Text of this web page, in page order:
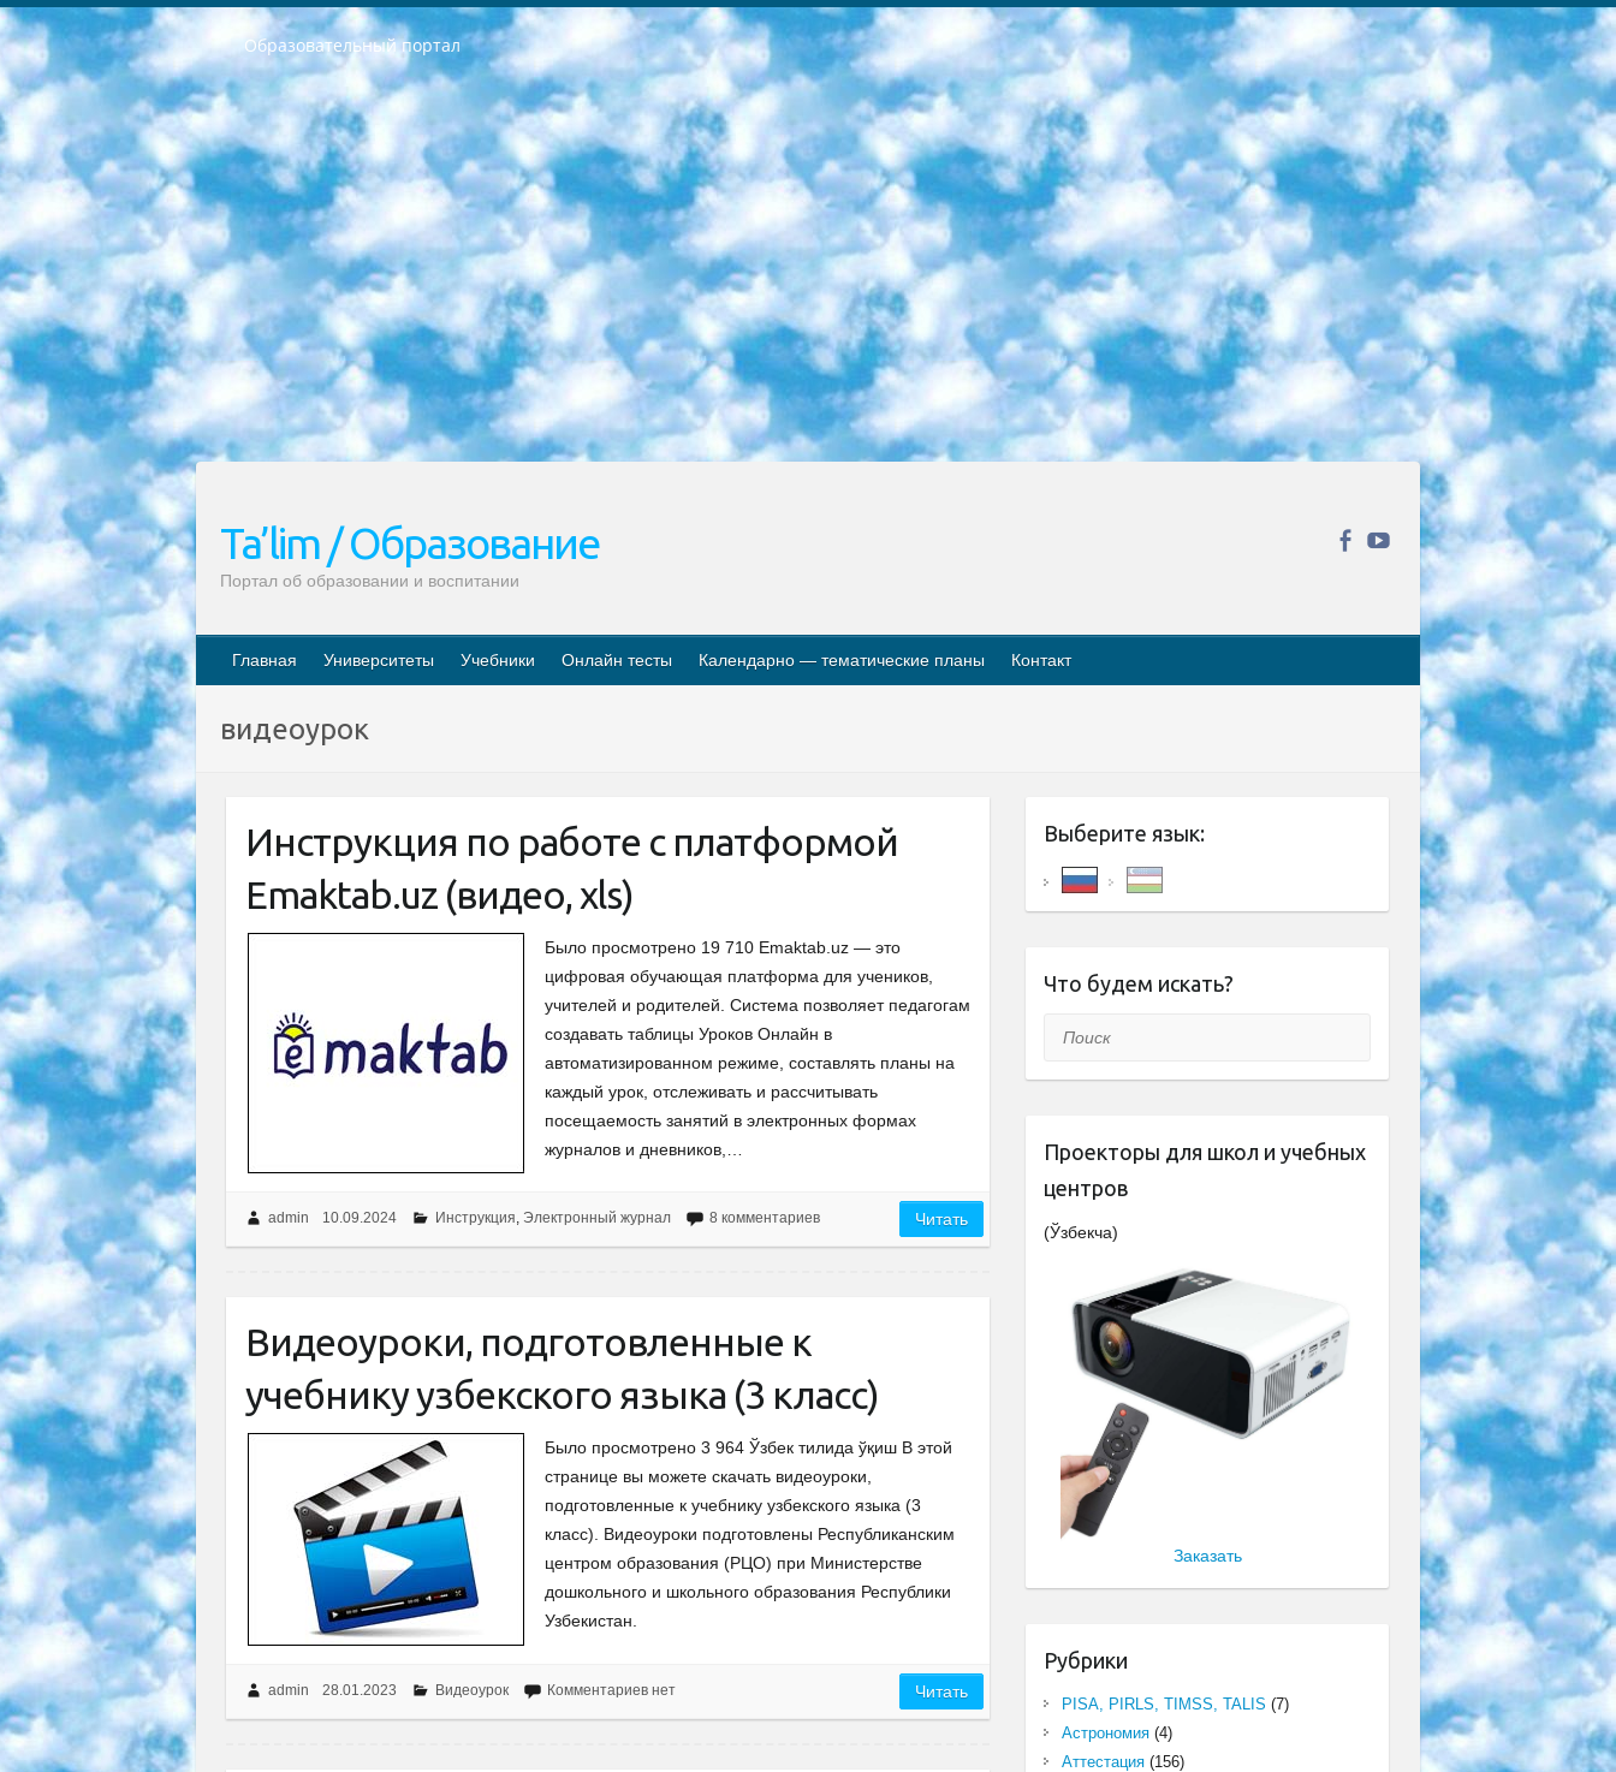
Образовательный портал
РЕСПУБЛИКА УЗБЕКИСТАН МИНИСТРЕРСТВО ДОШКОЛЬНОГО И ШКОЛЬНОГО ОБРАЗОВАНИЯ КОМАНДА в общеобразовательных учреждениях в 2023-2024 учебном году организация и проведение итоговой государственной аттестации обучающихся о Министра дошкольного и школьного образования Республики Узбекистан от 4 марта 2008 года (постановлением Минюста от 20 марта 2008 года № 1778 государственной регистрации) «Итоговое состояние учащихся общего среднего образования на основании положения об утверждении положения об аттестации общего среднего образования выпускной экзамен студентов в образовательных учреждениях в 2023-2024 учебном году В целях организации и прохождения аттестации приказываю: 1. Следующее: перечень предметов, по которым будет проводиться итоговая государственная аттестация и экзамен формы перевода согласно приложению 1; сертификаты международного образца, оценивающие уровень владения иностранными языками перечень согласно приложению 2; 2. Педагогический при специализированных образовательных учреждениях. научно-практический центр квалификации и международной оценки (Д.Давидова) 2024 г. До 25 марта: задания по предметам, по которым будет проводиться итоговая аттестация разработка и утверждение технических условий; итоговая аттестация на основании разработанного предметного задания разработка вопросов по предметам (устно и письменно), экзамен передача; общеобразовательные средние школы и специальные учебные заведения учащиеся выпускных классов школ и интернатов в агентской системе подготовка базы данных экзаменационных материалов и критериев оценки; перевод базы экзаменационных материалов на все языки обучения подать в Республиканский образовательный центр для изготовления; варианты экзаменов на основе разработанных контрольных материалов пусть будут поставлены задачи формирования. 3. Республиканский образовательный центр (Ш.Худайкулов) до 5 апреля 2024 года. до: база данных предоставленных экзаменационных материалов на все языки обучения перевод и экспертиза; для слепых, слабовидящих, глухих, слабослышащих и умственно отсталых детей учащиеся выпускных классов специализированных школ и школ-интернатов база данных экзаменационных материалов на всех преподаваемых языках подготовка критериев оценки; специализированные школы для умственно отсталых детей и технологии для учащихся выпускных классов школ-интернатов разработка соответствующих рекомендаций и критериев проведения ЕГЭ по естествознанию давать задания. 4. Педагогический при специализированных образовательных учреждениях. Научно-практический центр навыков и международной оценки (Д.Давидова), Республика образовательный центр (Худайкулов Ш.) итоговый государственный аттестационный экзамен ориентирован на творческое и логическое мышление при подготовке базы материалов учитывать введение заданий. 5. Следует отметить, что: сертификат государственного образца о знании общеобразовательного предмета и как минимум национальный уровень B1 по предметам на иностранных языках, указанным в Приложении 2. или международно признанный сертификат эквивалентного уровня студенты, изучающие определенный предмет, освобождаются от экзамена; по соответствующим предметам запланирована итоговая государственная аттестация за день до дня, путем жеребьевки Рабочей группой (в письменной форме по предметам, проводимым в форме) из числа сформированных вариантов выбрано 2 варианта; 2 выбранных варианта экзамена анонсированы на официальном сайте министерства и все выпускники по всей стране на основе этих вариантов проводит итоговую государственную аттестацию. 6. Государственное образование учащихся средних общеобразовательных учреждений. знания в соответствии с квалификационными требованиями, которые необходимо приобрести на основании стандартов итоговый (выпускной) контроль для 9 и 11 классов в целях тестирования Экзамены (далее – экзамены) состоят из предметов, перечисленных в приложении 1. будет сделано. 7. Экзамены пройдут с 26 мая по 15 июня 2024 г. (кроме науки физического воспитания). 8. Физическая для учащихся 9 классов общесредних образовательных учреждений. Экзамены по предмету «Образование, квалификация медицина» 1-6 мая 2024 года. сотрудники перевести под присмотр (с отклонениями в физическом или умственном развитии) специализированная школа для детей, школы-интернаты и со сколиозом школы-интернаты санаторного типа для больных детей исключены). 9. Он был слепым, слабовидящим и имел нарушения опорно-двигательного аппарата. экзамены в специализированных школах и интернатах для детей должны проводиться исходя из требований, предъявляемых к общеобразовательным учреждениям (физкультура кроме науки). 10. Специализированная школа для глухих и слабослышащих детей. и экзамены в интернатах и быть реализован в виде письменного теста по математике. 11. Специальность для умственно отсталых детей. Для 9 класса Родной язык и литературное письмо Государственный язык (язык обучения – узбекский). для неклассов) написано Математическое письмо Письменная/устная история Узбекистана Физическое воспитание практично Итоговый контроль Для 11 класса Написание родного языка и литературы (эссе) Математическое письмо Узбекский язык (обучение на узбекском языке) не посещающее общее среднее образование для учреждений)/Образовательное учреждение выбор письменный и устный Иностранный язык письменный/устный Письменная/устная история Узбекистана *По выбору студента:  Химия  Физика  Основы государственного права  География 10 бесплатных образовательных ресурсов - Мы составили подборку онлайн-проектов с интерактивными упражнениями, видеолекциями и статьями. Они помогут вам обрести новые и освежить старые знания бесплатно. 1. «ИНТУИТ» Старейшая образовательная площадка Рунета. Здесь вы найдёте сотни текстовых и видеокурсов на десятки различных тем — от программирования до психологии. Многие курсы подготовлены российскими университетами и крупными международными компаниями вроде Intel и Microsoft. Самостоятельное обучение бесплатное, но желающие могут оплатить услуги персональных наставников. 2. «Смартия» знакомит с актуальными профессиями и подсказывает, как им обучаться. Выбрав заинтересовавшую вас специальность — SMM-специалист, фотограф, веб-дизайнер или другую, — увидите список необходимых для неё умений. Чтобы вы могли освоить их самостоятельно, для каждого умения площадка отображает подборку ссылок на учебные материалы. Хотя «Смартия» ориентируется на русскоязычную аудиторию, часть контента всё же доступна только на английском. 3. «Лекторий Физтеха» Проект Московского физико-технического института (Физтеха). С его помощью вы можете смотреть онлайн серии лекций, записанные на видео в этом вузе. В числе доступных предметов — физика, биология, химия, информационные технологии и другие. К некоторым лекциям администрация ресурса прилагает готовые конспекты, которые можно скачивать в PDF-формате. 4. ITMOcourses Онлайн-площадка Санкт-Петербургского национального исследовательского университета информационных технологий, механики и оптики (ИТМО). Ресурс предоставляет свободный доступ к курсам, разработанным в этом вузе. Каталог материалов разбит на четыре категории: «Оптические системы и технологии», «Приборостроение и робототехника», «Информационные технологии» и «Биотехнологии». Курсы состоят из видеолекций, интерактивных демонстраций и заданий. 5. «КиберЛенинка» Электронная научная библиотека открытого доступа. Каталог площадки регулярно обрастает текстами статей из различных научных изданий. Сгруппированные по журналам и рубрикам публикации можно читать онлайн или скачивать целиком в PDF-формате. Проект нацелен на популяризацию науки за счёт открытого доступа к качественной информации. 6. «ПостНаука» На этом ресурсе публикуют подборки видеолекций, составленные экспертами из разных отраслей и объединённые общими темами. Среди них, к примеру, есть серии «Биоинформатика и геномика», «Культура средневековой Скандинавии» и Cinema Studies о теории кино. Каждая подборка лекций — логически связанная история, рассказанная экспертом от первого лица. Кроме того, на сайте появляются научно-образовательные статьи и тесты на разные темы. 7. «Newочём» Команда проекта «Newочём» отбирает самые интересные тексты из англоязычных СМИ и переводит те из них, за которые голосуют участники сообщества «ВКонтакте». По большей части это научно-популярные статьи. Редакторы придумывают лишь заголовки, в остальном содержание переводов соответствует оригиналам. Полные тексты можно читать прямо в социальной сети. 8. InternetUrok Онлайн-база материалов по основным дисциплинам школьной программы. Информация на сайте структурирована по классам, предметам и темам (урокам). Каждый урок состоит из видеолекций и конспектов. Есть также интерактивные тренажёры и тесты для закрепления пройденного материала. Даже если вы давно окончили школу, возможность повторить программу старших классов всегда может пригодиться. 9. Edutainme Ещё один ресурс об образовании. В отличие от Newtonew, как мне кажется, Edutainme больше ориентируется на представителей индустрии: педагогов, предпринимателей, разработчиков образовательных проектов. Но и любой, кто просто стремится к саморазвитию, найдёт на сайте много полезного и интересного для себя. Например, информацию о новых курсах и образовательных сервисах. 10. Newtonew Онлайн-медиа об образовании и обучении в широком смысле. Авторы Newtonew пишут об инструментах, заведениях, тактиках и стратегиях, которые помогают учить других и получать новые знания самостоятельно. На этой площадке вы найдёте новости, обзоры, аналитические мат
Ta’lim / Образование
Портал об образовании и воспитании
Главная Университеты Учебники Онлайн тесты Календарно — тематические планы Контакт
видеоурок
Инструкция по работе с платформой
Emaktab.uz (видео, xls)
Было просмотрено 19 710 Emaktab.uz — это
цифровая обучающая платформа для учеников,
учителей и родителей. Система позволяет педагогам
создавать таблицы Уроков Онлайн в
автоматизированном режиме, составлять планы на
каждый урок, отслеживать и рассчитывать
посещаемость занятий в электронных формах
журналов и дневников,…
admin 10.09.2024 Инструкция, Электронный журнал 8 комментариев Читать
Видеоуроки, подготовленные к
учебнику узбекского языка (3 класс)
Было просмотрено 3 964 Ўзбек тилида ўқиш В этой
странице вы можете скачать видеоуроки,
подготовленные к учебнику узбекского языка (3
класс). Видеоуроки подготовлены Республиканским
центром образования (РЦО) при Министерстве
дошкольного и школьного образования Республики
Узбекистан.
admin 28.01.2023 Видеоурок Комментариев нет Читать
Выберите язык:
Что будем искать?
Поиск
Проекторы для школ и учебных
центров
(Ўзбекча)
Заказать
Рубрики
PISA, PIRLS, TIMSS, TALIS (7)
Астрономия(4)
Аттестация(156)